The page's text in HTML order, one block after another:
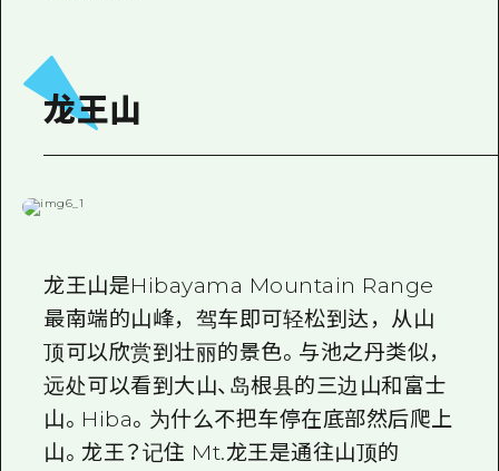
龙王山
龙王山是Hibayama Mountain Range
最南端的山峰，驾车即可轻松到达，从山
顶可以欣赏到壮丽的景色。与池之丹类似，
远处可以看到大山、岛根县的三边山和富士
山。Hiba。为什么不把车停在底部然后爬上
山。龙王？记住 Mt.龙王是通往山顶的